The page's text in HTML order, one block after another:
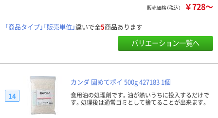
販売価格（税込） ￥728～
「商品タイプ」「販売単位」違いで全5商品あります
バリエーション一覧へ
カンダ 固めてポイ 500g 427183 1個
食用油の処理剤です。油が熱いうちに投入するだけで
す。処理後は通常ゴミとして捨てることが出来ます。
14